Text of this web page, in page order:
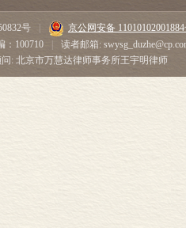
号
京公网安备
：100710
读者邮箱:
: 北京市万慧达律师事务所王宇明律师